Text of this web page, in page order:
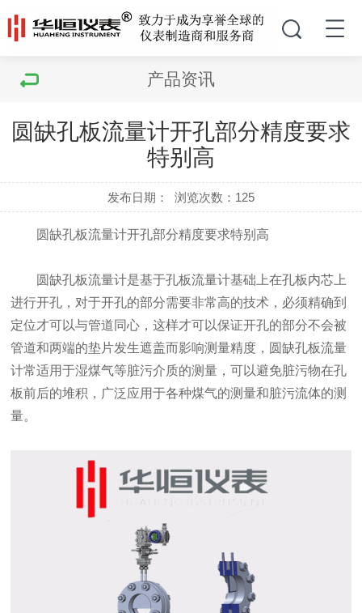
产品资讯
圆缺孔板流量计开孔部分精度要求
特别高
发布日期： 浏览次数： 125
圆缺孔板流量计开孔部分精度要求特别高
圆缺孔板流量计是基于孔板流量计基础上在孔板内芯上
进行开孔，对于开孔的部分需要非常高的技术，必须精确到
定位才可以与管道同心，这样才可以保证开孔的部分不会被
管道和两端的垫片发生遮盖而影响测量精度，圆缺孔板流量
计常适用于湿煤气等脏污介质的测量，可以避免脏污物在孔
板前后的堆积，广泛应用于各种煤气的测量和脏污流体的测
量。